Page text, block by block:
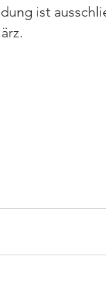
ist